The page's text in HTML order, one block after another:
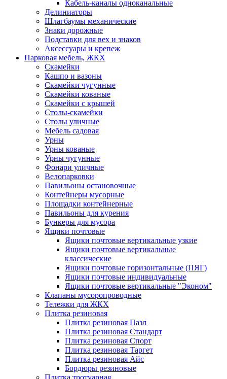
Кабель-каналы одноканальные
Делиниаторы
Шлагбаумы механические
Знаки дорожные
Подставки для вех и знаков
Аксессуары и крепеж
Парковая мебель, ЖКХ
Скамейки
Кашпо и вазоны
Скамейки чугунные
Скамейки кованые
Скамейки с крышей
Столы-скамейки
Столы уличные
Мебель садовая
Урны
Урны кованые
Урны чугунные
Фонари уличные
Велопарковки
Павильоны остановочные
Контейнеры мусорные
Площадки контейнерные
Павильоны для курения
Бункеры для мусора
Ящики почтовые
Ящики почтовые вертикальные узкие
Ящики почтовые вертикальные
классические
Ящики почтовые горизонтальные (ПЯГ)
Ящики почтовые индивидуальные
Ящики почтовые вертикальные "Эконом"
Клапаны мусоропроводные
Тележки для ЖКХ
Плитка резиновая
Плитка резиновая Пазл
Плитка резиновая Стандарт
Плитка резиновая Спорт
Плитка резиновая Таргет
Плитка резиновая Айс
Бордюры резиновые
Плитка тротуарная